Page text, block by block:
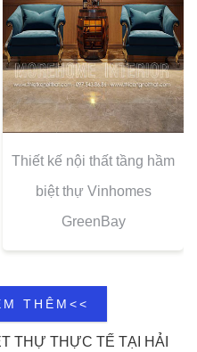
Thiết kế nội thất tầng hầm
biệt thự Vinhomes
GreenBay
THÊM<<
THỰ THỰC TẾ TẠI HẢI